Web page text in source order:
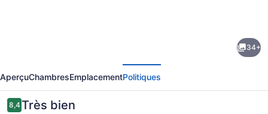
Olympic
Suites
Inn
34+
AperçuChambresEmplacementPolitiques
Avis
8,48,4 sur 10 –
Très bien